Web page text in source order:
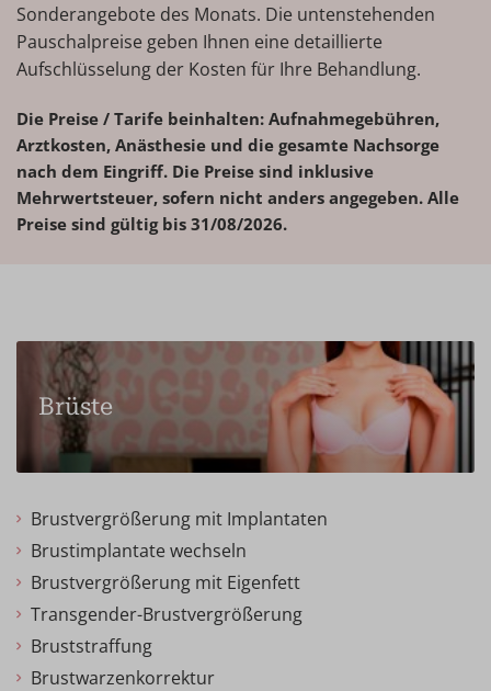
Sonderangebote des Monats. Die untenstehenden
Pauschalpreise geben Ihnen eine detaillierte
Aufschlüsselung der Kosten für Ihre Behandlung.
Die Preise / Tarife beinhalten: Aufnahmegebühren,
Arztkosten, Anästhesie und die gesamte Nachsorge
nach dem Eingriff. Die Preise sind inklusive
Mehrwertsteuer, sofern nicht anders angegeben. Alle
Preise sind gültig bis 31/08/2026.
Brüste
Brustvergrößerung mit Implantaten
Brustimplantate wechseln
Brustvergrößerung mit Eigenfett
Transgender-Brustvergrößerung
Bruststraffung
Brustwarzenkorrektur